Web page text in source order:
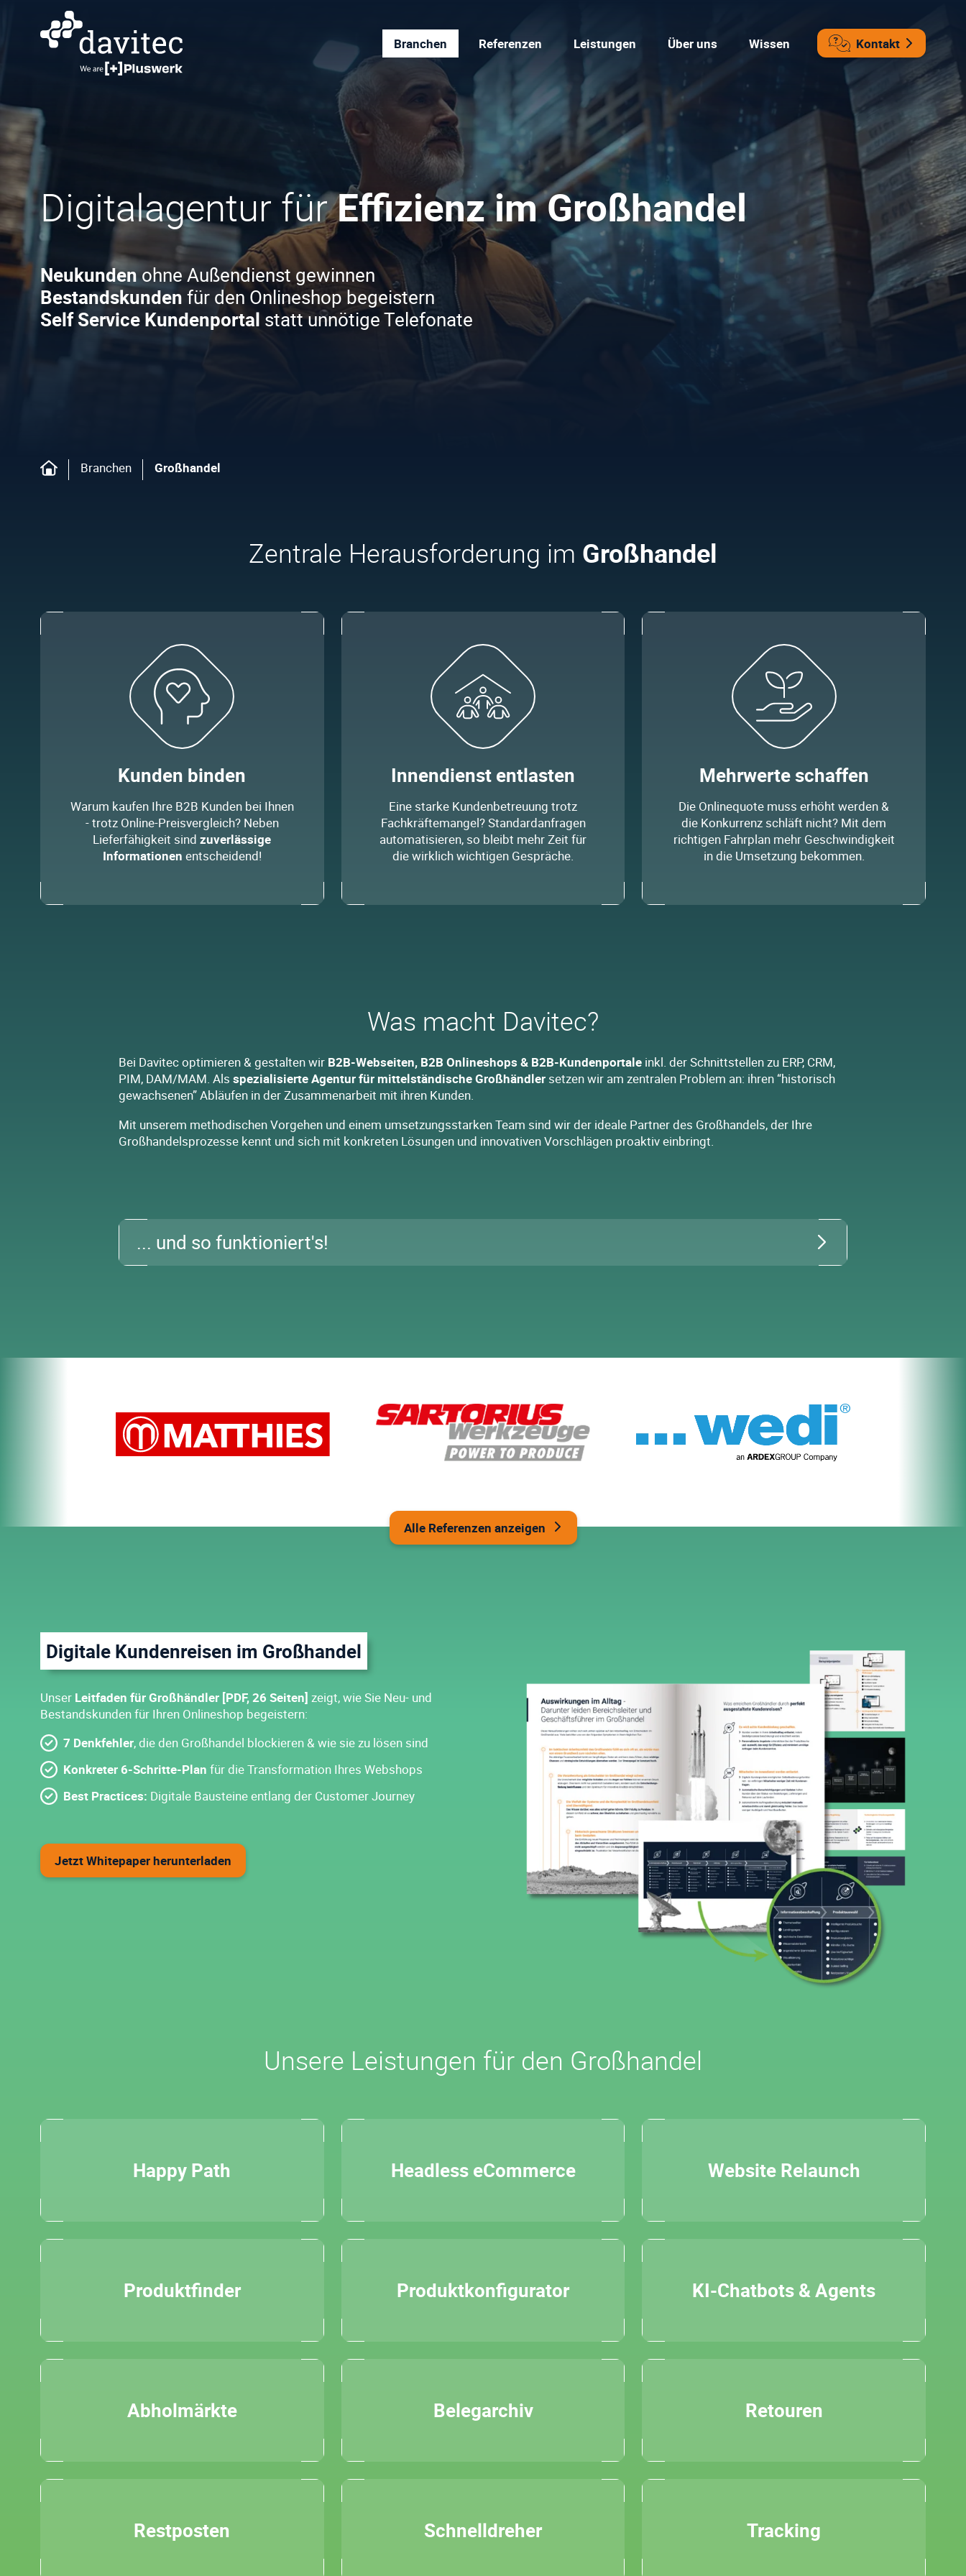
Branchen Referenzen Leistungen Über uns Wissen Kontakt
Digitalagentur fürEffizienz im Großhandel
Neukundenohne Außendienst gewinnen
Bestandskundenfür den Onlineshop begeistern
Self Service Kundenportal statt unnötige Telefonate
Branchen Großhandel
Zentrale Herausforderung im Großhandel
Kunden binden
Warum kaufen Ihre B2B Kunden bei Ihnen
- trotz Online-Preisvergleich? Neben
Lieferfähigkeit sindzuverlässige
Informationen entscheidend!
Innendienst entlasten
Eine starke Kundenbetreuung trotz
Fachkräftemangel? Standardanfragen
automatisieren, so bleibt mehr Zeit für
die wirklich wichtigen Gespräche.
Mehrwerte schaffen
Die Onlinequote muss erhöht werden &
die Konkurrenz schläft nicht? Mit dem
richtigen Fahrplan mehr Geschwindigkeit
in die Umsetzung bekommen.
Was macht Davitec?
Bei Davitec optimieren & gestalten wir B2B-Webseiten, B2B Onlineshops & B2B-Kundenportaleinkl. der Schnittstellen zu ERP, CRM,
PIM, DAM/MAM. Als spezialisierte Agentur für mittelständische Großhändlersetzen wir am zentralen Problem an: ihren “historisch
gewachsenen” Abläufen in der Zusammenarbeit mit ihren Kunden.
Mit unserem methodischen Vorgehen und einem umsetzungsstarken Team sind wir der ideale Partner des Großhandels, der Ihre
Großhandelsprozesse kennt und sich mit konkreten Lösungen und innovativen Vorschlägen proaktiv einbringt.
... und so funktioniert's!
Im nächsten Schritt leiten wir daraus dienutzbaren Kontaktpunkteab, um auch “beharrliche” Bestandskunden systematisch an
Damit sind wir in der Lage, Ihre Webseite & Onlineshops so zu optimieren, dass Sie von Ihren Kunden
als komfortabel
wahrgenommenwerden -schneller und einfacher als jeder Anruf beim Innendienst
. Durch digitale Service Punkte wird Ihr
Onlineshop zudem zu einemgern genutzten Self-Service-Portalausgebaut.
Alle Referenzen anzeigen
Digitale Kundenreisen im Großhandel
Unser Leitfaden für Großhändler [PDF, 26 Seiten] zeigt, wie Sie Neu- und
Bestandskunden für Ihren Onlineshop begeistern:
7 Denkfehler, die den Großhandel blockieren & wie sie zu lösen sind
Konkreter 6-Schritte-Plan für die Transformation Ihres Webshops
Best Practices: Digitale Bausteine entlang der Customer Journey
Jetzt Whitepaper herunterladen
Unsere Leistungen für den Großhandel
Happy Path Headless eCommerce Website Relaunch
Produktfinder Produktkonfigurator KI-Chatbots & Agents
Abholmärkte Belegarchiv Retouren
Restposten Schnelldreher Tracking